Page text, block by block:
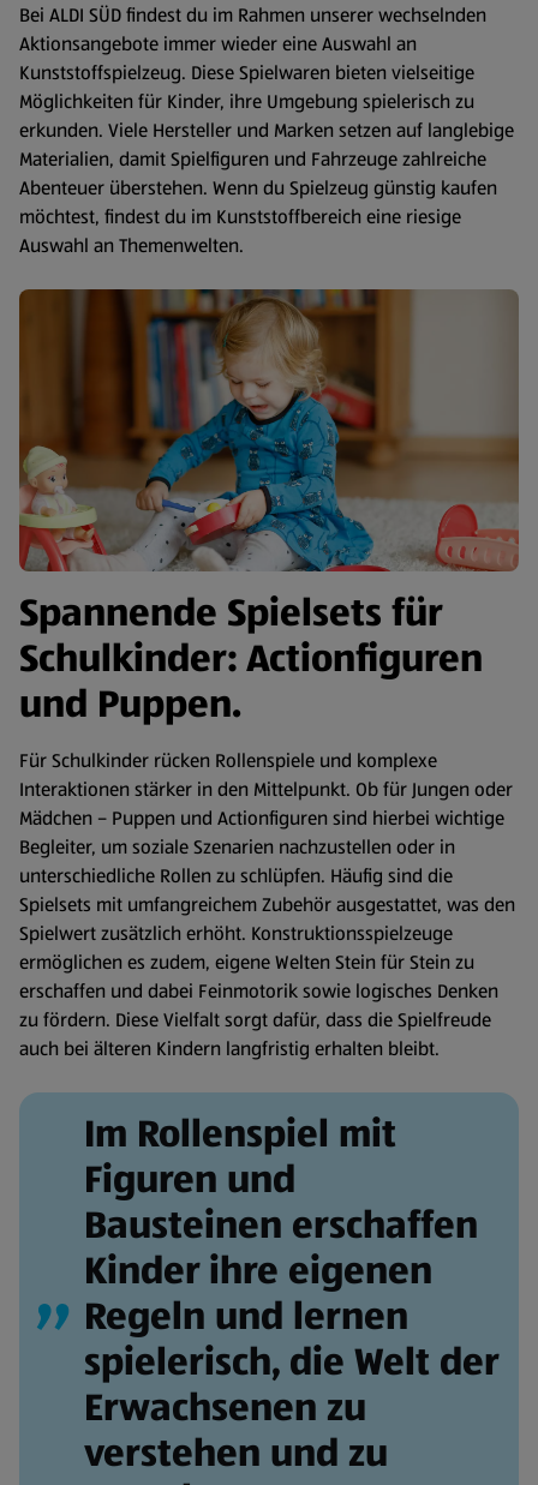
Bei ALDI SÜD findest du im Rahmen unserer wechselnden
Aktionsangebote immer wieder eine Auswahl an
Kunststoffspielzeug. Diese Spielwaren bieten vielseitige
Möglichkeiten für Kinder, ihre Umgebung spielerisch zu
erkunden. Viele Hersteller und Marken setzen auf langlebige
Materialien, damit Spielfiguren und Fahrzeuge zahlreiche
Abenteuer überstehen. Wenn du Spielzeug günstig kaufen
möchtest, findest du im Kunststoffbereich eine riesige
Auswahl an Themenwelten.
Spannende Spielsets für
Schulkinder: Actionfiguren
und Puppen.
Für Schulkinder rücken Rollenspiele und komplexe
Interaktionen stärker in den Mittelpunkt. Ob für Jungen oder
Mädchen – Puppen und Actionfiguren sind hierbei wichtige
Begleiter, um soziale Szenarien nachzustellen oder in
unterschiedliche Rollen zu schlüpfen. Häufig sind die
Spielsets mit umfangreichem Zubehör ausgestattet, was den
Spielwert zusätzlich erhöht. Konstruktionsspielzeuge
ermöglichen es zudem, eigene Welten Stein für Stein zu
erschaffen und dabei Feinmotorik sowie logisches Denken
zu fördern. Diese Vielfalt sorgt dafür, dass die Spielfreude
auch bei älteren Kindern langfristig erhalten bleibt.
Im Rollenspiel mit
Figuren und
Bausteinen erschaffen
Kinder ihre eigenen
Regeln und lernen
spielerisch, die Welt der
Erwachsenen zu
verstehen und zu